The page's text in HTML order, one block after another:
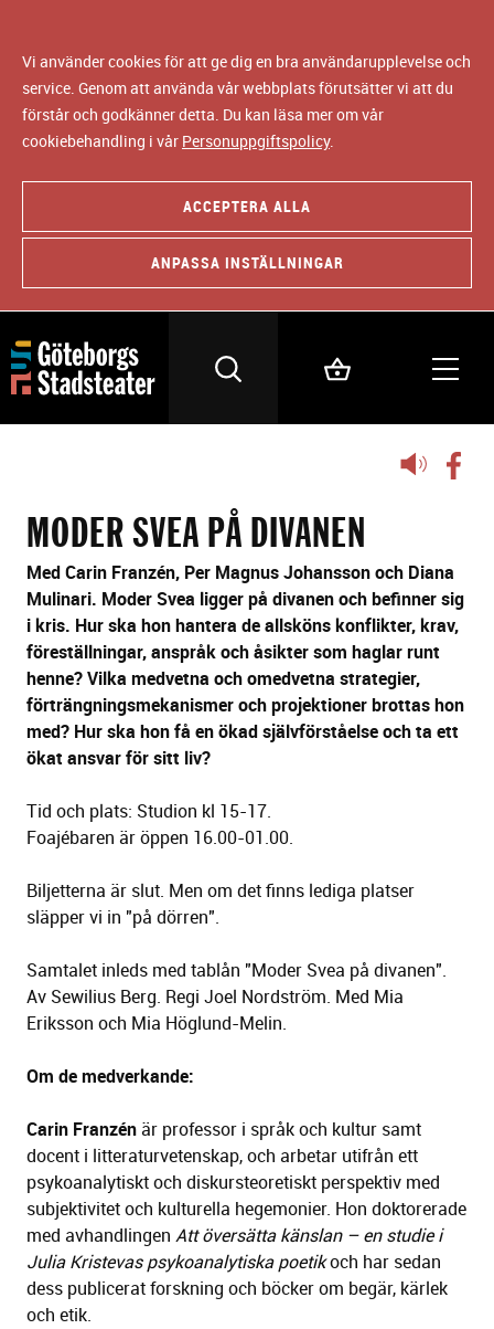
Vi använder cookies för att ge dig en bra användarupplevelse och
service. Genom att använda vår webbplats förutsätter vi att du
förstår och godkänner detta. Du kan läsa mer om vår
cookiebehandling i vår Personuppgiftspolicy.
ACCEPTERA ALLA
ANPASSA INSTÄLLNINGAR
Lyssna
MODER SVEA PÅ DIVANEN
Med Carin Franzén, Per Magnus Johansson och Diana
Mulinari. Moder Svea ligger på divanen och befinner sig
i kris. Hur ska hon hantera de allsköns konflikter, krav,
föreställningar, anspråk och åsikter som haglar runt
henne? Vilka medvetna och omedvetna strategier,
förträngningsmekanismer och projektioner brottas hon
med? Hur ska hon få en ökad självförståelse och ta ett
ökat ansvar för sitt liv?
Tid och plats: Studion kl 15-17.
Foajébaren är öppen 16.00-01.00.
Biljetterna är slut. Men om det finns lediga platser
släpper vi in "på dörren".
Samtalet inleds med tablån "Moder Svea på divanen".
Av Sewilius Berg. Regi Joel Nordström. Med Mia
Eriksson och Mia Höglund-Melin.
Om de medverkande:
Carin Franzénär professor i språk och kultur samt
docent i litteraturvetenskap, och arbetar utifrån ett
psykoanalytiskt och diskursteoretiskt perspektiv med
subjektivitet och kulturella hegemonier. Hon doktorerade
med avhandlingen Att översätta känslan – en studie i
Julia Kristevas psykoanalytiska poetikoch har sedan
dess publicerat forskning och böcker om begär, kärlek
och etik.